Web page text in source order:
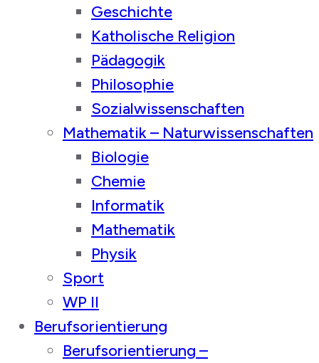
Geschichte
Katholische Religion
Pädagogik
Philosophie
Sozialwissenschaften
Mathematik – Naturwissenschaften
Biologie
Chemie
Informatik
Mathematik
Physik
Sport
WP II
Berufsorientierung
Berufsorientierung –